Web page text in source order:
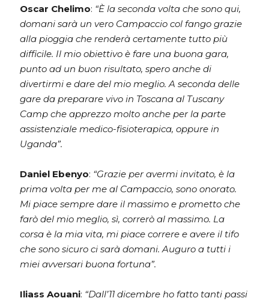
Oscar Chelimo: “È la seconda volta che sono qui,
domani sarà un vero Campaccio col fango grazie
alla pioggia che renderà certamente tutto più
difficile. Il mio obiettivo è fare una buona gara,
punto ad un buon risultato, spero anche di
divertirmi e dare del mio meglio. A seconda delle
gare da preparare vivo in Toscana al Tuscany
Camp che apprezzo molto anche per la parte
assistenziale medico-fisioterapica, oppure in
Uganda”.
Daniel Ebenyo: “Grazie per avermi invitato, è la
prima volta per me al Campaccio, sono onorato.
Mi piace sempre dare il massimo e prometto che
farò del mio meglio, sì, correrò al massimo. La
corsa è la mia vita, mi piace correre e avere il tifo
che sono sicuro ci sarà domani. Auguro a tutti i
miei avversari buona fortuna”.
Iliass Aouani: “Dall’11 dicembre ho fatto tanti passi